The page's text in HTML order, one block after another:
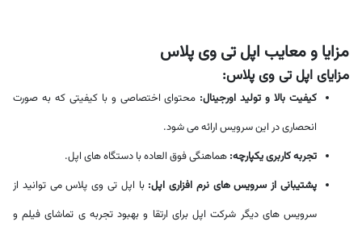
مزایا و معایب اپل تی وی پلاس
مزایای اپل تی وی پلاس:
کیفیت بالا و تولید اورجینال: محتوای اختصاصی و با کیفیتی که به صورت
انحصاری در این سرویس ارائه می شود.
تجربه کاربری یکپارچه: هماهنگی فوق العاده با دستگاه های اپل.
پشتیبانی از سرویس های نرم افزاری اپل: با اپل تی وی پلاس می توانید از
سرویس های دیگر شرکت اپل برای ارتقا و بهبود تجربه ی تماشای فیلم و